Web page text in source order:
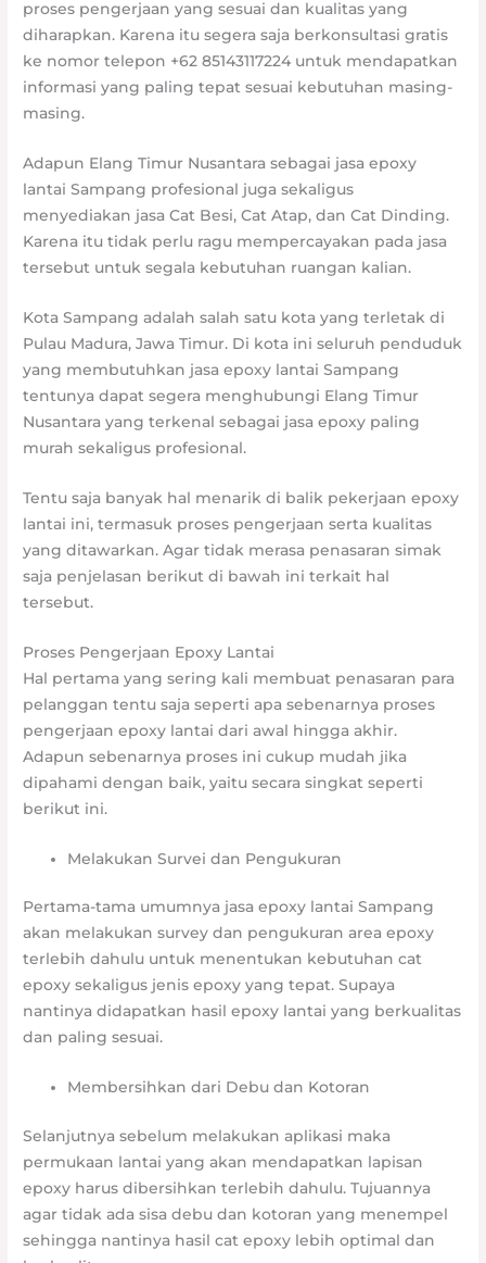
proses pengerjaan yang sesuai dan kualitas yang
diharapkan. Karena itu segera saja berkonsultasi gratis
ke nomor telepon +62 85143117224 untuk mendapatkan
informasi yang paling tepat sesuai kebutuhan masing-
masing.
Adapun Elang Timur Nusantara sebagai jasa epoxy
lantai Sampang profesional juga sekaligus
menyediakan jasa Cat Besi, Cat Atap, dan Cat Dinding.
Karena itu tidak perlu ragu mempercayakan pada jasa
tersebut untuk segala kebutuhan ruangan kalian.
Kota Sampang adalah salah satu kota yang terletak di
Pulau Madura, Jawa Timur. Di kota ini seluruh penduduk
yang membutuhkan jasa epoxy lantai Sampang
tentunya dapat segera menghubungi Elang Timur
Nusantara yang terkenal sebagai jasa epoxy paling
murah sekaligus profesional.
Tentu saja banyak hal menarik di balik pekerjaan epoxy
lantai ini, termasuk proses pengerjaan serta kualitas
yang ditawarkan. Agar tidak merasa penasaran simak
saja penjelasan berikut di bawah ini terkait hal
tersebut.
Proses Pengerjaan Epoxy Lantai
Hal pertama yang sering kali membuat penasaran para
pelanggan tentu saja seperti apa sebenarnya proses
pengerjaan epoxy lantai dari awal hingga akhir.
Adapun sebenarnya proses ini cukup mudah jika
dipahami dengan baik, yaitu secara singkat seperti
berikut ini.
Melakukan Survei dan Pengukuran
Pertama-tama umumnya jasa epoxy lantai Sampang
akan melakukan survey dan pengukuran area epoxy
terlebih dahulu untuk menentukan kebutuhan cat
epoxy sekaligus jenis epoxy yang tepat. Supaya
nantinya didapatkan hasil epoxy lantai yang berkualitas
dan paling sesuai.
Membersihkan dari Debu dan Kotoran
Selanjutnya sebelum melakukan aplikasi maka
permukaan lantai yang akan mendapatkan lapisan
epoxy harus dibersihkan terlebih dahulu. Tujuannya
agar tidak ada sisa debu dan kotoran yang menempel
sehingga nantinya hasil cat epoxy lebih optimal dan